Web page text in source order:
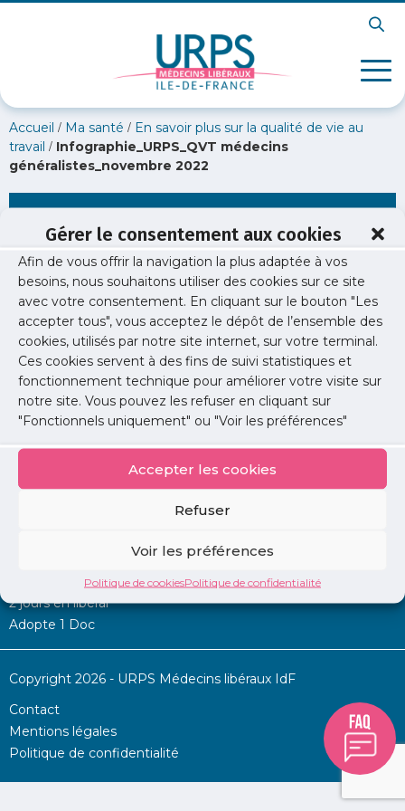
Gérer le consentement aux cookies
Afin de vous offrir la navigation la plus adaptée à vos
besoins, nous souhaitons utiliser des cookies sur ce site
avec votre consentement. En cliquant sur le bouton "Les
accepter tous", vous acceptez le dépôt de l’ensemble des
cookies, utilisés par notre site internet, sur votre terminal.
Ces cookies servent à des fins de suivi statistiques et
fonctionnement technique pour améliorer votre visite sur
notre site. Vous pouvez les refuser en cliquant sur
"Fonctionnels uniquement" ou "Voir les préférences"
Accepter les cookies
Refuser
Voir les préférences
Politique de cookiesPolitique de confidentialité
Accueil / Ma santé / En savoir plus sur la qualité de vie au
travail / Infographie_URPS_QVT médecins
généralistes_novembre 2022
Infographie_URPS_QVT médecins
généralistes_novembre 2022
Permanence d’aide à l’installation
2 jours en libéral
Adopte 1 Doc
Copyright 2026 - URPS Médecins libéraux IdF
Contact
Mentions légales
Politique de confidentialité